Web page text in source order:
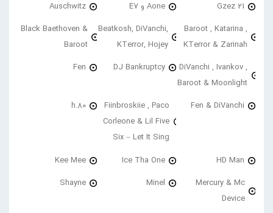
21 Gzez Aone و E7 Auschwitz
Baroot , Katarina ,
KTerror & Zarinah
Beatkosh, DiVanchi,
KTerror, Hojey
Black Baethoven &
Baroot
DiVanchi , Ivankov ,
Baroot & Moonlight
DJ Bankruptcy
Fen
Fen & DiVanchi
Fiinbroskiie , Paco
Corleone & Lil Five
Six – Let It Sing
h.80
HD Man
Ice Tha One
Kee Mee
Mercury & Mc
Device
Minel
Shayne